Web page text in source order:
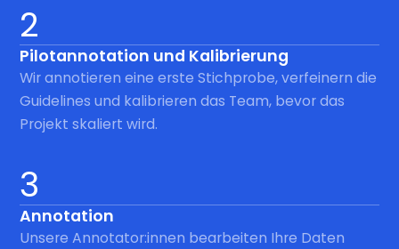
2
Pilotannotation und Kalibrierung
Wir annotieren eine erste Stichprobe, verfeinern die
Guidelines und kalibrieren das Team, bevor das
Projekt skaliert wird.
3
Annotation
Unsere Annotator:innen bearbeiten Ihre Daten